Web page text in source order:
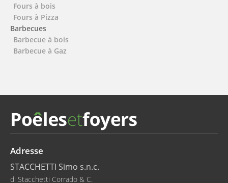
Fours à bois
Fours à Pizza
Barbecues
Barbecue à bois
Barbecue à Gaz
Adresse
STACCHETTI Simo s.n.c.
di Stacchetti Corrado & C.